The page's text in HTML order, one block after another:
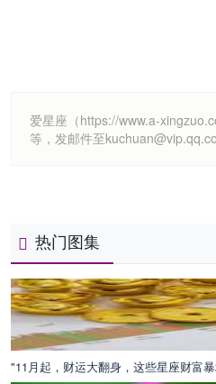
爱星座（https://www.a-
等，发邮件至
热门图集
"11月起，财运大翻身，这些星座财富